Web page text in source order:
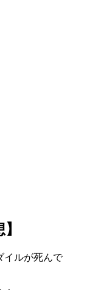
イルが死んで